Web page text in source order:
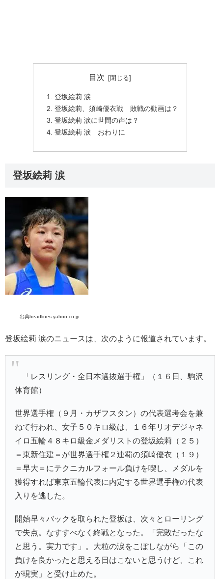
目次
登坂絵莉 涙
登坂絵莉、須崎優衣戦 敗戦の動画は？
登坂絵莉 涙に世間の声は？
登坂絵莉 涙 おわりに
登坂絵莉 涙
出典headlines.yahoo.co.jp
登坂絵莉 涙のニュースは、次のように報道されています。
「 レスリング・全日本選抜選手権 」（１６日、駒沢
体育館）
世界選手権（９月・カザフスタン）の代表選考会を兼
ねて行われ、女子５０キロ級は、１６年リオデジャネ
イロ五輪４８キロ級金メダリストの登坂絵莉 （２５）
＝東新住建＝が世界選手権２連覇の須崎優衣 （１９）
＝早大＝にテクニカルフォール負けを喫し、メダルを
獲得すれば東京五輪代表に内定する世界選手権の代表
入りを逃した。
開始早々バックを取られた登坂は、次々とローリング
で失点。なすすべなく終戦となった。「完敗だったな
と思う。実力です」。大粒の涙をこぼしながら「この
負けを良かったと思える日はこないと思うけど、これ
が現実」と受け止めた。